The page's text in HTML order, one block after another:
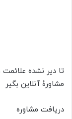
تا دیر نشده
مشاورۀ آنلاین بگیر
دریافت مشاوره